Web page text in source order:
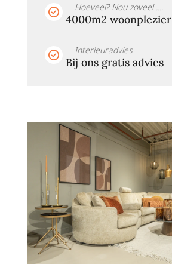
Hoeveel? Nou zoveel ....
4000m2 woonplezier
Interieuradvies
Bij ons gratis advies